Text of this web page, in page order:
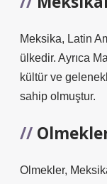
Meksika, Latin
ülkedir. Ayrıca
kültür ve
sahip olmuştur.
Olmekler,